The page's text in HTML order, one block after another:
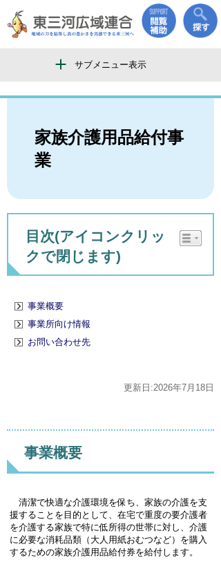
サブメニュー表示
家族介護用品給付事
業
目次(アイコンクリッ
クで閉じます)
事業概要
事業所向け情報
お問い合わせ先
更新日:2026年7月18日
事業概要
清潔で快適な介護環境を保ち、家族の介護を支
援することを目的として、在宅で重度の要介護者
を介護する家族で特に低所得の世帯に対し、介護
に必要な消耗品類（大人用紙おむつなど）を購入
するための家族介護用品給付券を給付します。